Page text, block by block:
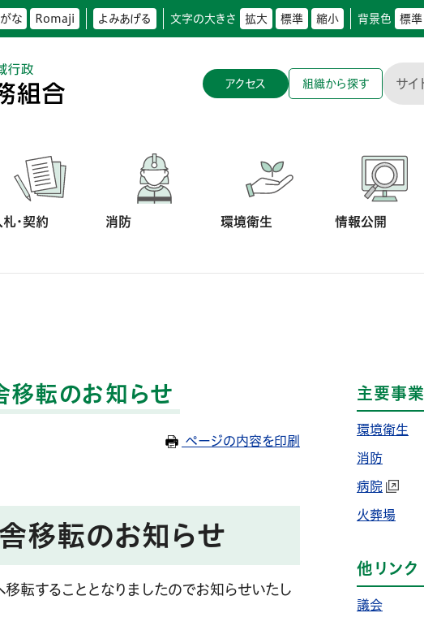
な Romaji よみあげる 文字の大きさ 拡大 標準 縮小 背景色 標準
アクセス 組織から探す
札・契約 消防 環境衛生 情報公開
移転のお知らせ
ページの内容を印刷
移転のお知らせ
転することとなりましたのでお知らせいたし
主要事業
環境衛生
消防
病院
火葬場
他リンク
議会